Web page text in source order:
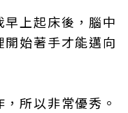
上起床後，腦中
始著手才能邁向
所以非常優秀。